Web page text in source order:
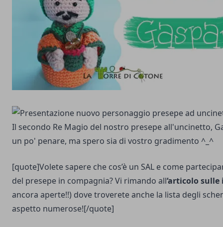
Il secondo Re Magio del nostro presepe all'uncinetto,
un po' penare, ma spero sia di vostro gradimento ^_^
[quote]Volete sapere che cos’è un SAL e come
del presepe in compagnia? Vi rimando all‘articolo
ancora aperte!!) dove troverete anche la lista degli
aspetto numerose![/quote]